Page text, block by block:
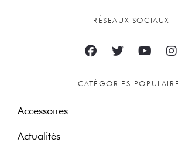
RÉSEAUX SOCIAUX
CATÉGORIES
Accessoires
Actualités